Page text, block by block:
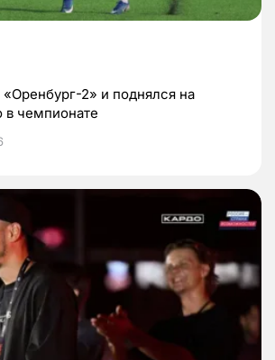
2» и поднялся на
в чемпионате